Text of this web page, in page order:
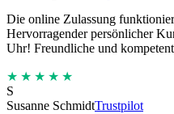
Die online Zulassung
Hervorragender persönlicher
Uhr! Freundliche und
★★★★★
S
Susanne SchmidtTrustpilot